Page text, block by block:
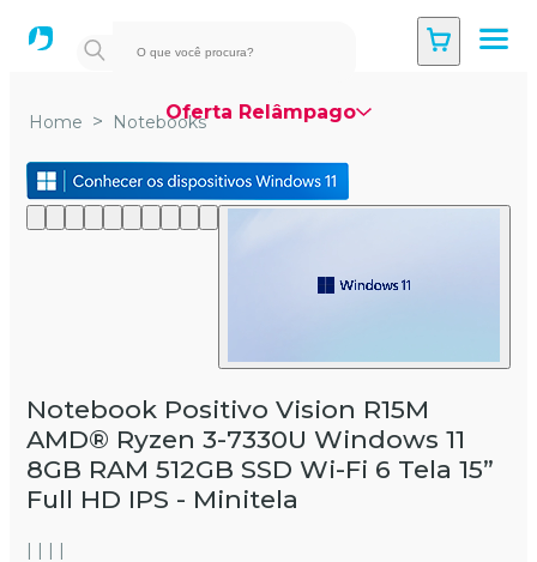
Oferta Relâmpago
Home > Notebooks
Notebook Positivo Vision R15M
AMD® Ryzen 3-7330U Windows 11
8GB RAM 512GB SSD Wi-Fi 6 Tela 15”
Full HD IPS - Minitela
| | | |